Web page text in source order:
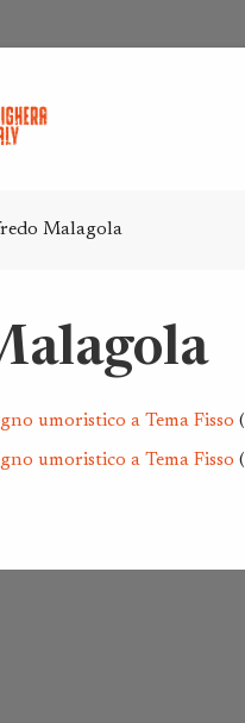
Malagola
umoristico a Tema Fisso (
umoristico a Tema Fisso (